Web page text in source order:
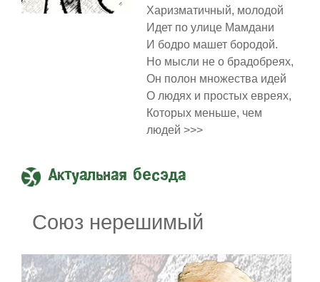
Харизматичный, молодой
Идет по улице Мамдани
И бодро машет бородой.
Но мысли не о брадобреях,
Он полон множества идей
О людях и простых евреях,
Которых меньше, чем
людей >>>
Актуальная бесэда
Союз нерешимый